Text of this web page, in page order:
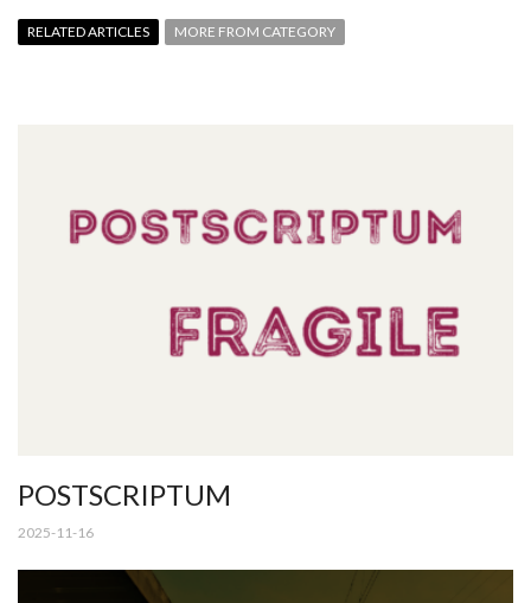
RELATED ARTICLES MORE FROM CATEGORY
POSTSCRIPTUM
2025-11-16